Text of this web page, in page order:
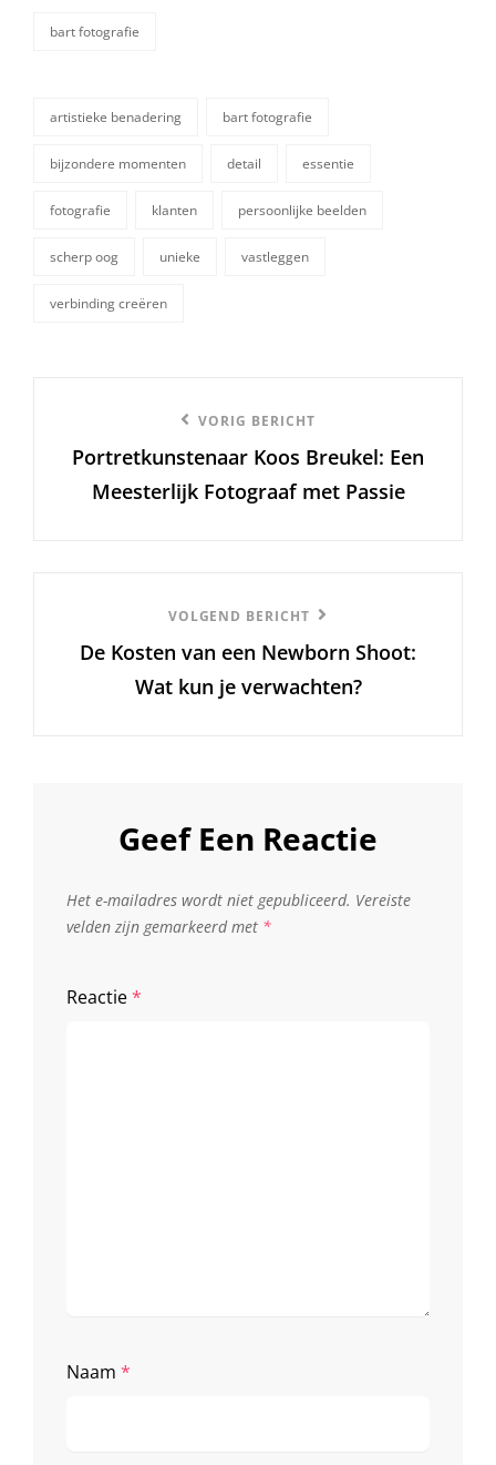
categorieën
bart fotografie
artistieke benadering bart fotografie
bijzondere momenten detail essentie
fotografie klanten persoonlijke beelden
scherp oog unieke vastleggen
verbinding creëren
bericht
VORIG BERICHT
Portretkunstenaar Koos Breukel: Een
Meesterlijk Fotograaf met Passie
Bericht
VOLGEND BERICHT
De Kosten van een Newborn Shoot:
Wat kun je verwachten?
Geef Een Reactie
Het e-mailadres wordt niet gepubliceerd. Vereiste
velden zijn gemarkeerd met *
Reactie*
Naam *